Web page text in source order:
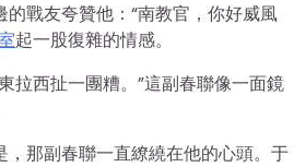
戰友夸贊他：“南教官，你好威風
起一股復雜的情感。
拉西扯一團糟。”這副春聯像一面鏡
那副春聯一直繚繞在他的心頭。于